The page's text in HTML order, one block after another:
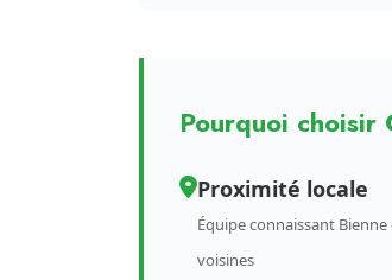
Pourquoi choisir
Proximité locale
Équipe connaissant
voisines